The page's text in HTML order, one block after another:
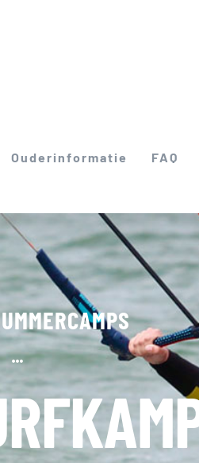
Ouderinformatie FAQ